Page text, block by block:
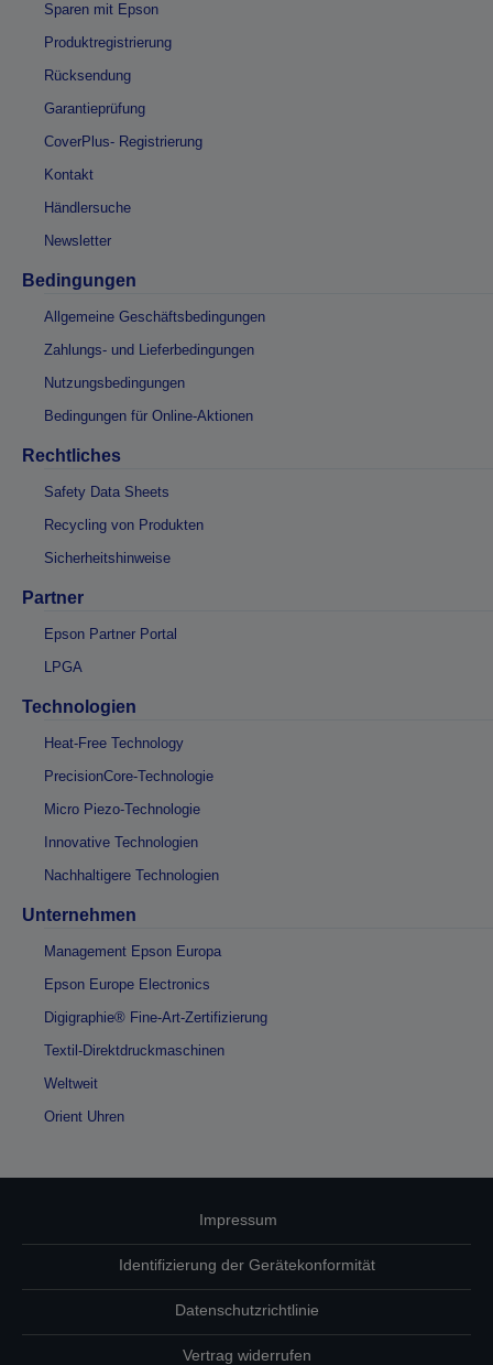
Sparen mit Epson
Produktregistrierung
Rücksendung
Garantieprüfung
CoverPlus- Registrierung
Kontakt
Händlersuche
Newsletter
Bedingungen
Allgemeine Geschäftsbedingungen
Zahlungs- und Lieferbedingungen
Nutzungsbedingungen
Bedingungen für Online-Aktionen
Rechtliches
Safety Data Sheets
Recycling von Produkten
Sicherheitshinweise
Partner
Epson Partner Portal
LPGA
Technologien
Heat-Free Technology
PrecisionCore-Technologie
Micro Piezo-Technologie
Innovative Technologien
Nachhaltigere Technologien
Unternehmen
Management Epson Europa
Epson Europe Electronics
Digigraphie® Fine-Art-Zertifizierung
Textil-Direktdruckmaschinen
Weltweit
Orient Uhren
Impressum
Identifizierung der Gerätekonformität
Datenschutzrichtlinie
Vertrag widerrufen